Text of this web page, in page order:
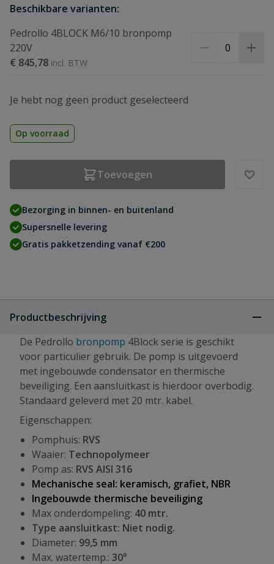
Beschikbare varianten:
Pedrollo 4BLOCK M6/10 bronpomp
220V
€ 845,78
Je hebt nog geen product geselecteerd
Op voorraad
Toevoegen
Bezorging in binnen- en buitenland
Supersnelle levering
Gratis pakketzending vanaf €200
Productbeschrijving
De Pedrollo bronpomp 4Block serie is geschikt
voor particulier gebruik. De pomp is uitgevoerd
met ingebouwde condensator en thermische
beveiliging. Een aansluitkast is hierdoor overbodig.
Standaard geleverd met 20 mtr. kabel.
Eigenschappen:
Pomphuis: RVS
Waaier: Technopolymeer
Pomp as: RVS AISI 316
Mechanische seal: keramisch, grafiet, NBR
Ingebouwde thermische beveiliging
Max onderdompeling: 40 mtr.
Type aansluitkast: Niet nodig.
Diameter: 99,5 mm
Max. watertemp.: 30°